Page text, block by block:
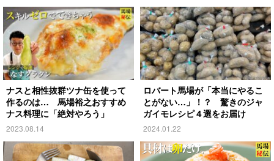
ナスと相性抜群ツナ缶を使って
作るのは… 馬場裕之おすすめ
ナス料理に「絶対やろう」
2023.08.14
ロバート馬場が「本当にやるこ
とがない…」！？ 驚きのジャ
ガイモレシピ４選をお届け
2024.01.22